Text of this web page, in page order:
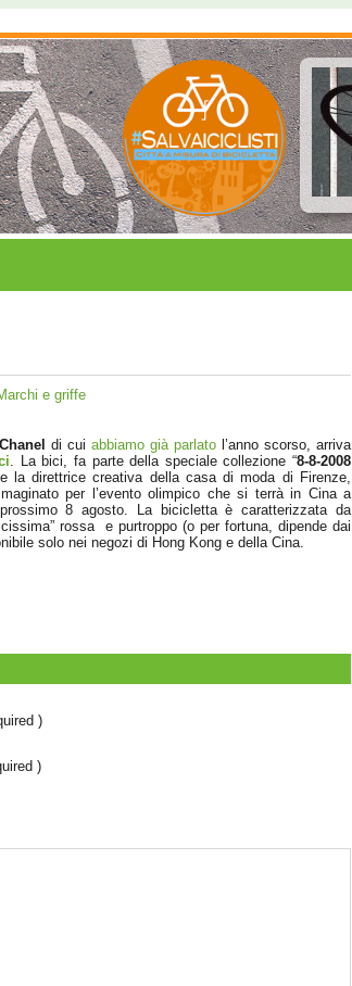
e griffe
Chaneldi cuiabbiamo già parlato l’anno scorso, arriva
. La bici, fa parte della speciale collezione “8-8-2008
la direttrice creativa della casa di moda di Firenze,
per l’evento olimpico che si terrà in Cina a
8 agosto. La bicicletta è caratterizzata da
rossa e purtroppo (o per fortuna, dipende dai
solo nei negozi di Hong Kong e della Cina.
)
)